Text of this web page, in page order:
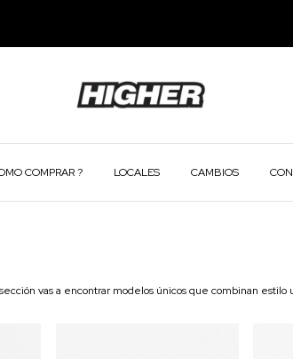
COMPRAR ? LOCALES CAMBIOS
vas a encontrar modelos únicos que combinan estilo